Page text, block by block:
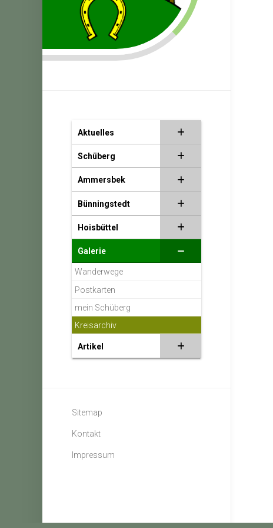
Aktuelles
Schüberg
Ammersbek
Bünningstedt
Hoisbüttel
Galerie
Wanderwege
Postkarten
mein Schüberg
Kreisarchiv
Artikel
Sitemap
Kontakt
Impressum